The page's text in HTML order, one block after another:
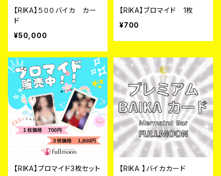
【RIKA】５００バイカ カー
ド
¥50,000
【RIKA】ブロマイド 1枚
¥700
【RIKA】ブロマイド3枚セット
【RIKA 】バイカカード